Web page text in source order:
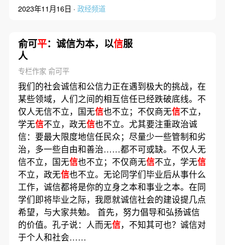
2023年11月16日 · 政经频道
俞可平：诚信为本，以信服
人
专栏作家 俞可平
我们的社会诚信和公信力正在遇到极大的挑战，在
某些领域，人们之间的相互信任已经跌破底线。不
仅人无信不立，国无信也不立；不仅商无信不立，
学无信不立，政无信也不立。尤其要注重政治诚
信：要最大限度地信任民众；尽量少一些管制和劣
治，多一些自由和善治……都不可或缺。不仅人无
信不立，国无信也不立；不仅商无信不立，学无信
不立，政无信也不立。无论同学们毕业后从事什么
工作，诚信都将是你的立身之本和事业之本。在同
学们即将毕业之际，我愿就诚信社会的建设提几点
希望，与大家共勉。 首先，努力倡导和弘扬诚信
的价值。孔子说：人而无信，不知其可也？诚信对
于个人和社会……